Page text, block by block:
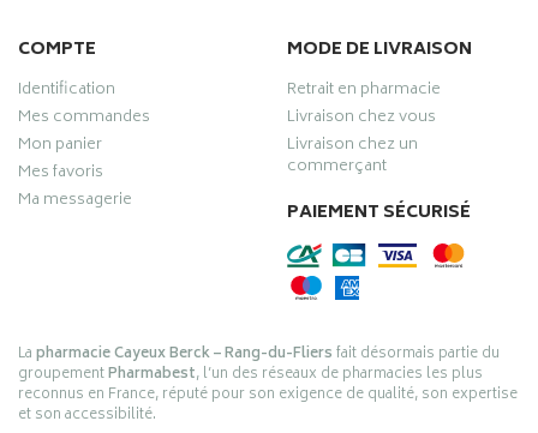
COMPTE
Identification
Mes commandes
Mon panier
Mes favoris
Ma messagerie
MODE DE LIVRAISON
Retrait en pharmacie
Livraison chez vous
Livraison chez un
commerçant
PAIEMENT SÉCURISÉ
Lapharmacie Cayeux Berck – Rang-du-Fliersfait désormais partie du
groupementPharmabest, l’un des réseaux de pharmacies les plus
reconnus en France, réputé pour son exigence de qualité, son expertise
et son accessibilité.